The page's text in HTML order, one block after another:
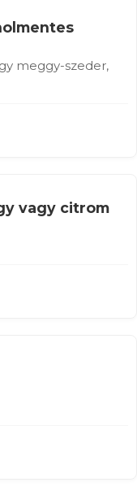
meggy-szeder,
vagy citrom